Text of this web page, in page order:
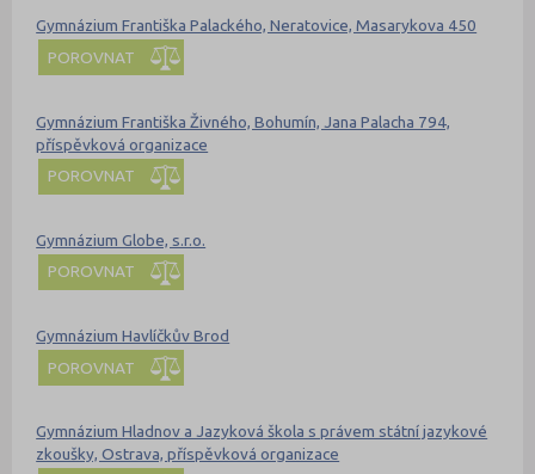
Gymnázium Františka Palackého, Neratovice, Masarykova 450
POROVNAT
Gymnázium Františka Živného, Bohumín, Jana Palacha 794,
příspěvková organizace
POROVNAT
Gymnázium Globe, s.r.o.
POROVNAT
Gymnázium Havlíčkův Brod
POROVNAT
Gymnázium Hladnov a Jazyková škola s právem státní jazykové
zkoušky, Ostrava, příspěvková organizace